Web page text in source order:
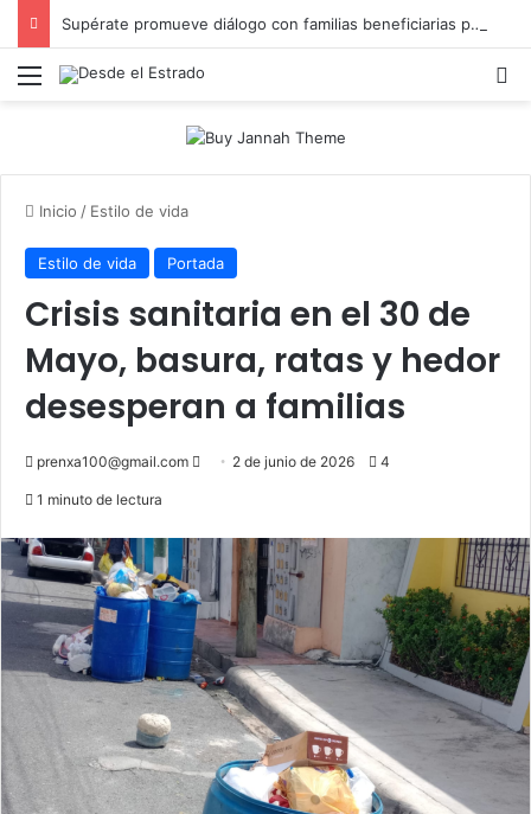
Supérate promueve diálogo con familias beneficiarias para su protección social en Hato Mayor
Menú
Inicio / Estilo de vida
Estilo de vida Portada
Crisis sanitaria en el 30 de
Mayo, basura, ratas y hedor
desesperan a familias
prenxa100@gmail.com
Send 2 de junio de 2026 4
1 minuto de lectura